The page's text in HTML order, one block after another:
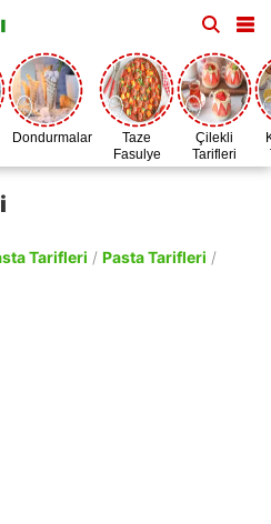
Dondurmalar
Taze
Fasulye
Zamanı
Çilekli
Tarifleri
Tarifleri / Pasta Tarifleri /